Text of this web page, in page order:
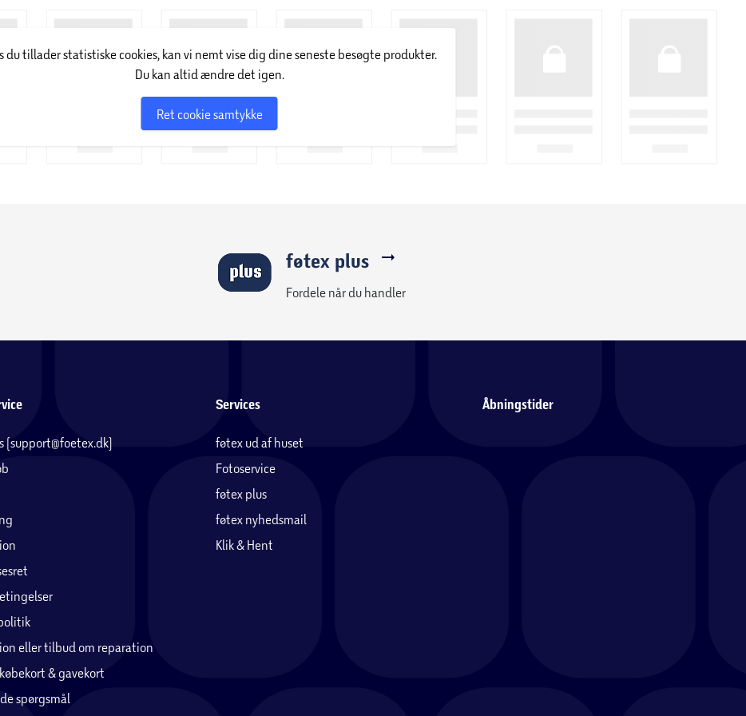
du tillader statistiske cookies, kan vi nemt vise dig dine seneste besøgte produkter.
Du kan altid ændre det igen.
Ret cookie samtykke
føtex plus
Fordele når du handler
(support@foetex.dk)
eller tilbud om reparation
& gavekort
spørgsmål
Services
føtex ud af huset
Fotoservice
føtex plus
føtex nyhedsmail
Klik & Hent
Åbningstider